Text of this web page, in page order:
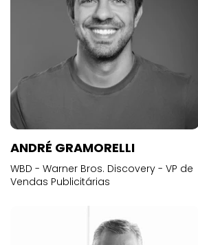
ANDRÉ GRAMORELLI
WBD - Warner Bros. Discovery - VP de
Vendas Publicitárias